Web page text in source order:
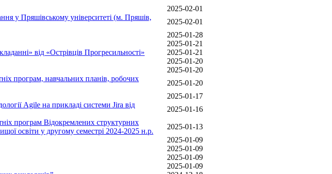
2025-02-01
у Пряшівському університеті (м. Пряшів,
2025-02-01
2025-01-28
2025-01-21
від «Острівців Прогресильності»
2025-01-21
2025-01-20
2025-01-20
програм, навчальних планів, робочих
2025-01-20
2025-01-17
Agile на прикладі системи Jira від
2025-01-16
програм Відокремлених структурних
освіти у другому семестрі 2024-2025 н.р.
2025-01-13
2025-01-09
2025-01-09
2025-01-09
2025-01-09